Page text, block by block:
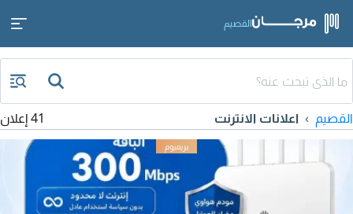
القصيم
القصيم اعلانات الانترنت 41 إعلان